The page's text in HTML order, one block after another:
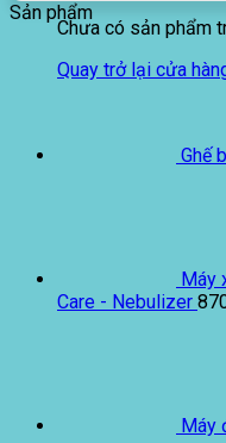
Chưa có sản phẩm
Quay trở lại cửa
Sản phẩm
Ghế
Máy
Care - Nebulizer
Máy